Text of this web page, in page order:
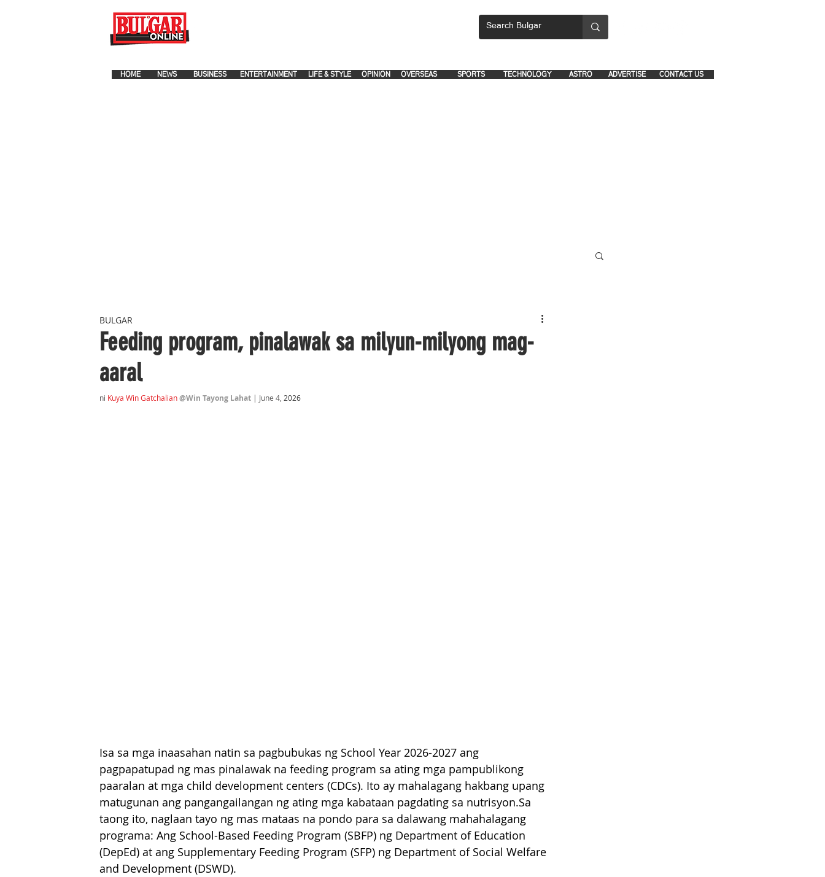
CONTACT US
ADVERTISE
ASTRO
TECHNOLOGY
SPORTS
OVERSEAS
OPINION
LIFE & STYLE
ENTERTAINMENT
NEWS
HOME BUSINESS . .
Feeding program, pinalawak sa milyun-milyong mag-
aaral
BULGAR
ni Kuya Win Gatchalian@Win Tayong Lahat | June 4, 2026
Isa sa mga inaasahan natin sa pagbubukas ng School Year 2026-2027 ang
pagpapatupad ng mas pinalawak na feeding program sa ating mga pampublikong
paaralan at mga child development centers (CDCs). Ito ay mahalagang hakbang upang
matugunan ang pangangailangan ng ating mga kabataan pagdating sa nutrisyon.Sa
taong ito, naglaan tayo ng mas mataas na pondo para sa dalawang mahahalagang
programa: Ang School-Based Feeding Program (SBFP) ng Department of Education
(DepEd) at ang Supplementary Feeding Program (SFP) ng Department of Social Welfare
and Development (DSWD).